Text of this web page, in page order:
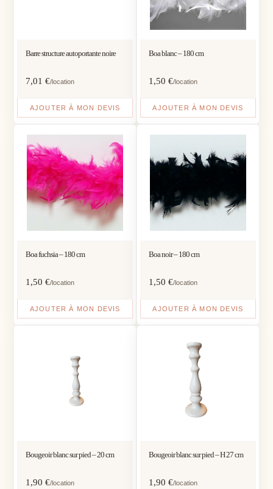
Barre structure autoportante noire
7,01€/location
AJOUTER À MON DEVIS
Boa blanc – 180 cm
1,50 €/location
AJOUTER À MON DEVIS
Boa fuchsia – 180 cm
1,50€/location
AJOUTER À MON DEVIS
Boa noir – 180 cm
1,50 €/location
AJOUTER À MON DEVIS
Bougeoir blanc sur pied – 20 cm
1,90€/location
Bougeoir blanc sur pied – H 27 cm
1,90 €/location